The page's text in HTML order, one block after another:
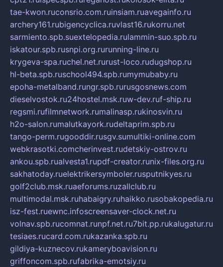
tae-kwon.ruconsrio.com.ruinsiam.ruavegainfo.ru
archery161.rubigencyclica.ruvlast16.rukorru.net
sarmiento.spb.suextelopedia.rulammin-suo.spb.ru
iskatour.spb.rusnpi.org.rurunning-line.ru
krygeva-spa.ruchel.net.rurust-loco.rudugshop.ru
hl-beta.spb.ruschool494.spb.rumymubaby.ru
epoha-metalband.rungr.spb.rurusgosnews.com
dieselvostok.ru24hostel.msk.ruw-dev.ruf-ship.ru
regsmi.rufilmnetwork.rumalinasp.rukinosvin.ru
h2o-salon.rumalutkayork.rudeltaprim.spb.ru
tango-perm.rugooddir.rusgv.sumultiki-online.com
webkrasotki.comcherinvest.rudetskiy-ostrov.ru
ankou.spb.rualvesta1.rupdf-creator.runix-files.org.ru
sakhatoday.ruelektrikersymboler.rusputnikyes.ru
golf2club.msk.ruaeforums.ruzallclub.ru
multimodal.msk.ruhabaigry.ruhaikko.rusobakopedia.ru
isz-fest.ruewnc.infoscreensaver-clock.net.ru
volnav.spb.rucomnat.runpf.net.ru7bit.pp.rukalugatur.ru
tesiaes.rucard.com.rukazanka.spb.ru
gildiya-kuznecov.rukameryboavision.ru
griffoncom.spb.rufabrika-emotsiy.ru